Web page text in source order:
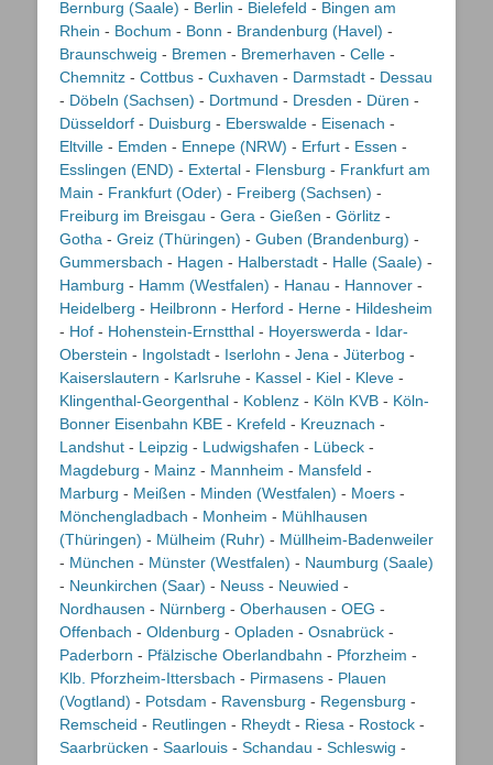
Bernburg (Saale) - Berlin - Bielefeld - Bingen am
Rhein - Bochum - Bonn - Brandenburg (Havel) -
Braunschweig - Bremen - Bremerhaven - Celle -
Chemnitz - Cottbus - Cuxhaven - Darmstadt - Dessau
- Döbeln (Sachsen) - Dortmund - Dresden - Düren -
Düsseldorf - Duisburg - Eberswalde - Eisenach -
Eltville - Emden - Ennepe (NRW) - Erfurt - Essen -
Esslingen (END) - Extertal - Flensburg - Frankfurt am
Main - Frankfurt (Oder) - Freiberg (Sachsen) -
Freiburg im Breisgau - Gera - Gießen - Görlitz -
Gotha - Greiz (Thüringen) - Guben (Brandenburg) -
Gummersbach - Hagen - Halberstadt - Halle (Saale) -
Hamburg - Hamm (Westfalen) - Hanau - Hannover -
Heidelberg - Heilbronn - Herford - Herne - Hildesheim
- Hof - Hohenstein-Ernstthal - Hoyerswerda - Idar-
Oberstein - Ingolstadt - Iserlohn - Jena - Jüterbog -
Kaiserslautern - Karlsruhe - Kassel - Kiel - Kleve -
Klingenthal-Georgenthal - Koblenz - Köln KVB - Köln-
Bonner Eisenbahn KBE - Krefeld - Kreuznach -
Landshut - Leipzig - Ludwigshafen - Lübeck -
Magdeburg - Mainz - Mannheim - Mansfeld -
Marburg - Meißen - Minden (Westfalen) - Moers -
Mönchengladbach - Monheim - Mühlhausen
(Thüringen) - Mülheim (Ruhr) - Müllheim-Badenweiler
- München - Münster (Westfalen) - Naumburg (Saale)
- Neunkirchen (Saar) - Neuss - Neuwied -
Nordhausen - Nürnberg - Oberhausen - OEG -
Offenbach - Oldenburg - Opladen - Osnabrück -
Paderborn - Pfälzische Oberlandbahn - Pforzheim -
Klb. Pforzheim-Ittersbach - Pirmasens - Plauen
(Vogtland) - Potsdam - Ravensburg - Regensburg -
Remscheid - Reutlingen - Rheydt - Riesa - Rostock -
Saarbrücken - Saarlouis - Schandau - Schleswig -